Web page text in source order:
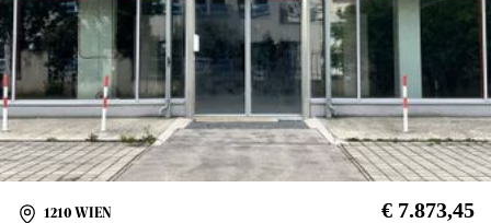
1210 WIEN € 7.873,45